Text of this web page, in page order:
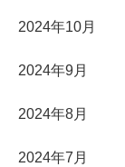
2024年10月
2024年9月
2024年8月
2024年7月